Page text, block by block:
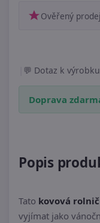
Ověřený
Dotaz k výrobku
Doprava
Popis
Tato kovová
vyjímat jako